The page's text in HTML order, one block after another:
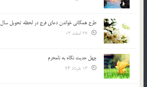
طرح همگانی خواندن دعای فرج در لحظه تحویل سال
چهل حدیث نگاه به نامحرم